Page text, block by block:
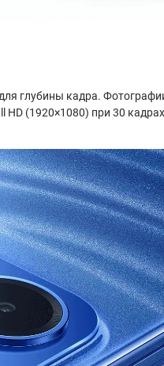
глубины кадра.
(1920×1080) при 30